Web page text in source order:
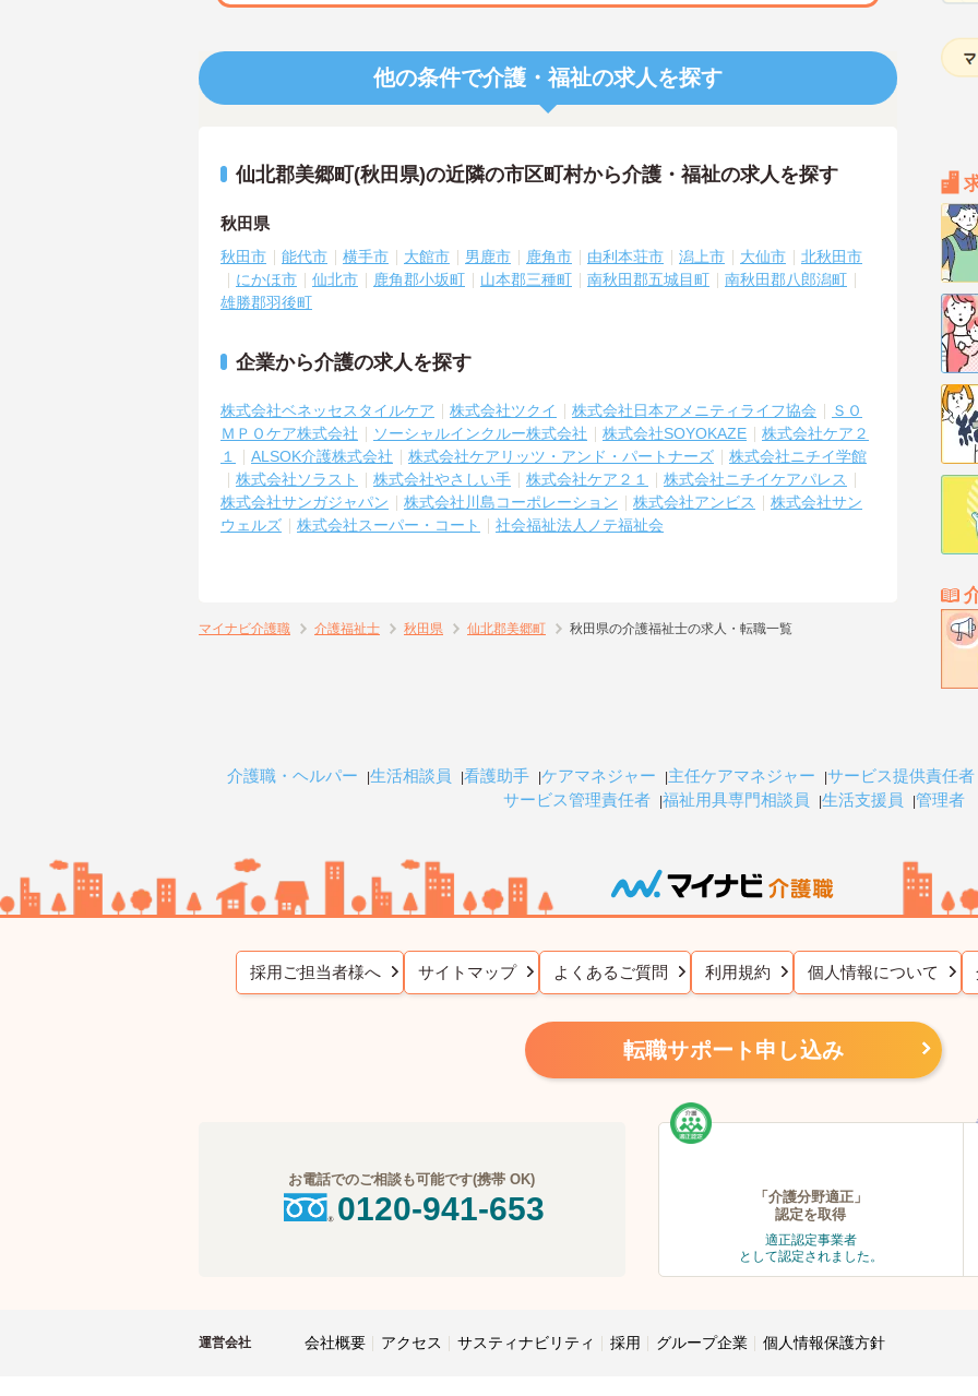
他の条件で介護・福祉の求人を探す
仙北郡美郷町(秋田県)の近隣の市区町村から介護・福祉の求人を探す
秋田県
秋田市 能代市 横手市 大館市 男鹿市 鹿角市 由利本荘市 潟上市 大仙市
北秋田市
にかほ市
仙北市 鹿角郡小坂町 山本郡三種町 南秋田郡五城目町
南秋田郡八郎潟町
雄勝郡羽後町
企業から介護の求人を探す
株式会社ベネッセスタイルケア 株式会社ツクイ 株式会社日本アメニティライフ協会
ＳＯ
ＭＰＯケア株式会社
ソーシャルインクルー株式会社 株式会社SOYOKAZE
株式会社ケア２
１
ALSOK介護株式会社 株式会社ケアリッツ・アンド・パートナーズ
株式会社ニチイ学館
株式会社ソラスト
株式会社やさしい手 株式会社ケア２１
株式会社ニチイケアパレス
株式会社サンガジャパン
株式会社川島コーポレーション 株式会社アンビス
株式会社サン
ウェルズ
株式会社スーパー・コート 社会福祉法人ノテ福祉会
マイナビ介護職 介護福祉士 秋田県 仙北郡美郷町 秋田県の介護福祉士の求人・転職一覧
介護職・ヘルパー 生活相談員 看護助手 ケアマネジャー 主任ケアマネジャー
サービス提供責任者
サービス管理責任者
福祉用具専門相談員 生活支援員 管理者
採用ご担当者様へ サイトマップ よくあるご質問 利用規約 個人情報について
転職サポート申し込み
お電話でのご相談も可能です(携帯 OK)
0120-941-653
「介護分野適正」
認定を取得
適正認定事業者
として認定されました。
運営会社 会社概要 アクセス サスティナビリティ 採用 グループ企業 個人情報保護方針